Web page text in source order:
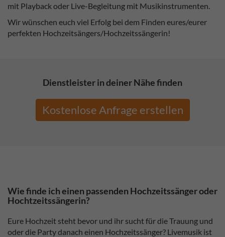
mit Playback oder Live-Begleitung mit Musikinstrumenten.
Wir wünschen euch viel Erfolg bei dem Finden eures/eurer
perfekten Hochzeitsängers/Hochzeitssängerin!
Dienstleister in deiner Nähe finden
Kostenlose Anfrage erstellen
Wie finde ich einen passenden Hochzeitssänger oder
Hochtzeitssängerin?
Eure Hochzeit steht bevor und ihr sucht für die Trauung und
oder die Party danach einen Hochzeitssänger? Livemusik ist